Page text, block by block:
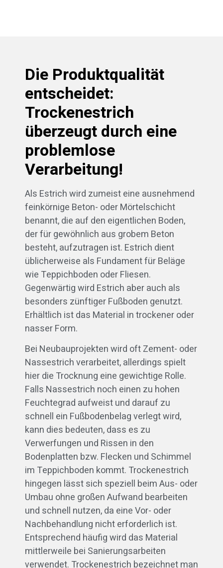
Die Produktqualität
entscheidet:
Trockenestrich
überzeugt durch eine
problemlose
Verarbeitung!
Als Estrich wird zumeist eine ausnehmend
feinkörnige Beton- oder Mörtelschicht
benannt, die auf den eigentlichen Boden,
der für gewöhnlich aus grobem Beton
besteht, aufzutragen ist. Estrich dient
üblicherweise als Fundament für Beläge
wie Teppichboden oder Fliesen.
Gegenwärtig wird Estrich aber auch als
besonders zünftiger Fußboden genutzt.
Erhältlich ist das Material in trockener oder
nasser Form.
Bei Neubauprojekten wird oft Zement- oder
Nassestrich verarbeitet, allerdings spielt
hier die Trocknung eine gewichtige Rolle.
Falls Nassestrich noch einen zu hohen
Feuchtegrad aufweist und darauf zu
schnell ein Fußbodenbelag verlegt wird,
kann dies bedeuten, dass es zu
Verwerfungen und Rissen in den
Bodenplatten bzw. Flecken und Schimmel
im Teppichboden kommt. Trockenestrich
hingegen lässt sich speziell beim Aus- oder
Umbau ohne großen Aufwand bearbeiten
und schnell nutzen, da eine Vor- oder
Nachbehandlung nicht erforderlich ist.
Entsprechend häufig wird das Material
mittlerweile bei Sanierungsarbeiten
verwendet. Trockenestrich bezeichnet man